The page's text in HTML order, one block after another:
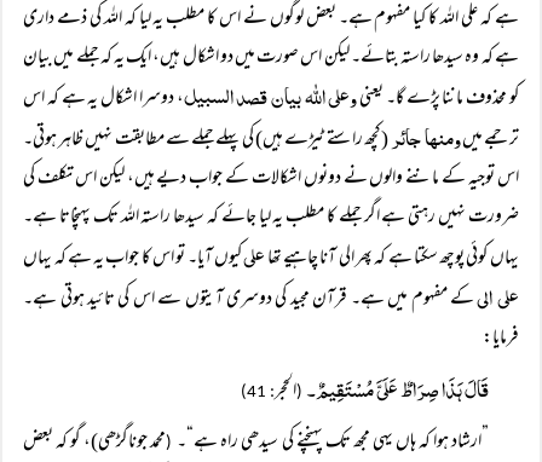
ہے کہ علی اللہ کا کیا مفہوم ہے۔ بعض لوگوں نے اس کا مطلب یہ لیا کہ اللہ کی ذمے داری
ہے کہ وہ سیدھا راستہ بتائے۔ لیکن اس صورت میں دو اشکال ہیں، ایک یہ کہ جملے میں بیان
کو محذوف ماننا پڑے گا۔ یعنیوعلی اللہ بیان قصد السبیل، دوسرا اشکال یہ ہے کہ اس
ترجمے میںومنھا جائر(کچھ راستے ٹیڑے ہیں) کی پہلے جملے سے مطابقت نہیں ظاہر ہوتی۔
اس توجیہ کے ماننے والوں نے دونوں اشکالات کے جواب دیے ہیں، لیکن اس تکلف کی
ضرورت نہیں رہتی ہے اگر جملے کا مطلب یہ لیا جائے کہ سیدھا راستہ اللہ تک پہنچاتا ہے۔
یہاں کوئی پوچھ سکتا ہے کہ پھر الی آنا چاہیے تھاعلیکیوں آیا۔ تو اس کا جواب یہ ہے کہ یہاں
علی الیکے مفہوم میں ہے۔ قرآن مجید کی دوسری آیتوں سے اس کی تائید ہوتی ہے۔
فرمایا:
قَالَ ہَذَا صِرَاطٌ عَلَیَّ مُسْتَقِیمٌ۔ (الحجر: 41)
”ارشاد ہوا کہ ہاں یہی مجھ تک پہنچنے کی سیدھی راہ ہے“۔ (محمد جوناگڑھی)، گو کہ بعض